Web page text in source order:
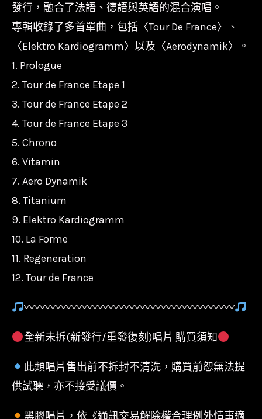
站
樂
團
Kraftwerk
-
Tour
De
France
數
發行，融合了法語、德語與英語的混合演唱。
專輯收錄了多首單曲，包括〈Tour De France〉、
〈Elektro Kardiogramm〉以及〈Aerodynamik〉。
1. Prologue
2. Tour de France Etape 1
3. Tour de France Etape 2
4. Tour de France Etape 3
5. Chrono
6. Vitamin
7. Aero Dynamik
8. Titanium
9. Elektro Kardiogramm
10. La Forme
11. Regeneration
12. Tour de France
〰〰〰〰〰〰〰〰〰〰〰〰〰〰〰〰〰〰〰〰
全新未拆(新發行/重發復刻)唱片 購買須知
此類唱片售出前不拆封不清洗，購買前恕無法提
供試聽，亦不接受議價。
黑膠唱片，依《通訊交易解除權合理例外情事適